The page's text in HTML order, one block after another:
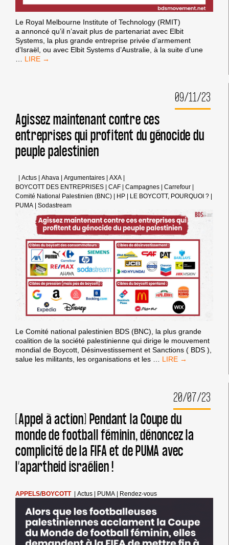
Le Royal Melbourne Institute of Technology (RMIT)
a annoncé qu’il n’avait plus de partenariat avec Elbit
Systems, la plus grande entreprise privée d’armement
d’Israël, ou avec Elbit Systems d’Australie, à la suite d’une
RMIT
LE
FABRICANT
D’ARMES
ISRAÉLIEN
ELBIT
SYSTEMS
09/11/23
Agissez maintenant contre ces
entreprises qui profitent du génocide du
peuple palestinien
|Actus |Ahava |Argumentaires |AXA
BOYCOTT DES ENTREPRISES |CAF |Campagnes |Carrefour
Comité National Palestinien (BNC)
HP LE BOYCOTT, POURQUOI ?
PUMA |Sodastream
Le Comité national palestinien BDS (BNC), la plus grande
coalition de la société palestinienne qui dirige le mouvement
mondial de Boycott, Désinvestissement et Sanctions ( BDS ),
salue les militants, les organisations et les
AGISSEZ
ENTREPRISES
PROFITENT
DU
GÉNOCIDE
DU
PEUPLE
20/07/23
[Appel à action] Pendant la Coupe du
monde de football féminin, dénoncez la
complicité de la FIFA et de PUMA avec
l’apartheid israélien !
APPELS/BOYCOTT |Actus PUMA Rendez-vous